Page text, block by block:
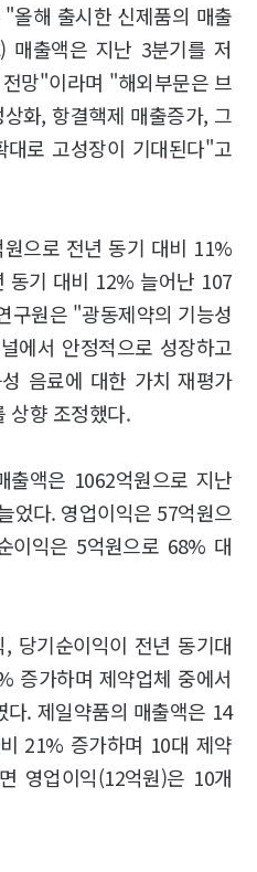
올해 출시한 신제품의 매출
매출액은 지난 3분기를 저
망"이라며 "해외부문은 브
화, 항결핵제 매출증가, 그
로 고성장이 기대된다"고
으로 전년 동기 대비 11%
동기 대비 12% 늘어난 107
구원은 "광동제약의 기능성
에서 안정적으로 성장하고
음료에 대한 가치 재평가
상향 조정했다.
액은 1062억원으로 지난
었다. 영업이익은 57억원으
이익은 5억원으로 68% 대
당기순이익이 전년 동기대
증가하며 제약업체 중에서
. 제일약품의 매출액은 14
21% 증가하며 10대 제약
영업이익(12억원)은 10개